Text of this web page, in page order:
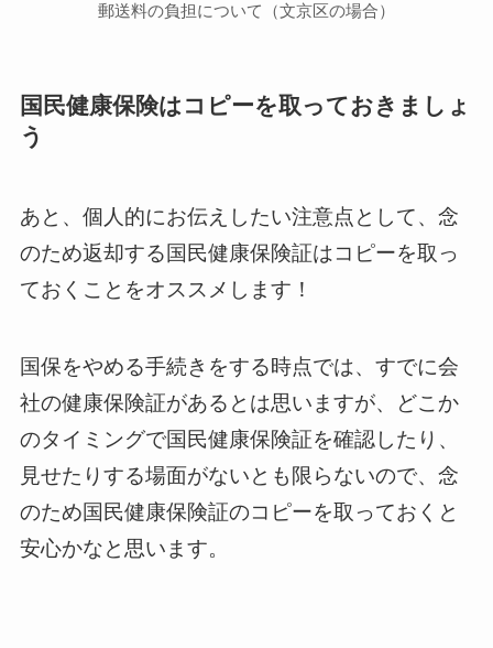
郵送料の負担について（文京区の場合）
国民健康保険はコピーを取っておきましょ
う
あと、個人的にお伝えしたい注意点として、念
のため返却する国民健康保険証はコピーを取っ
ておくことをオススメします！
国保をやめる手続きをする時点では、すでに会
社の健康保険証があるとは思いますが、どこか
のタイミングで国民健康保険証を確認したり、
見せたりする場面がないとも限らないので、念
のため国民健康保険証のコピーを取っておくと
安心かなと思います。